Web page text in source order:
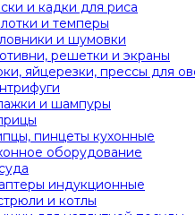
и кадки для риса
и темперы
и шумовки
решетки и экраны
яйцерезки, прессы для
и шампуры
пинцеты кухонные
оборудование
индукционные
и котлы